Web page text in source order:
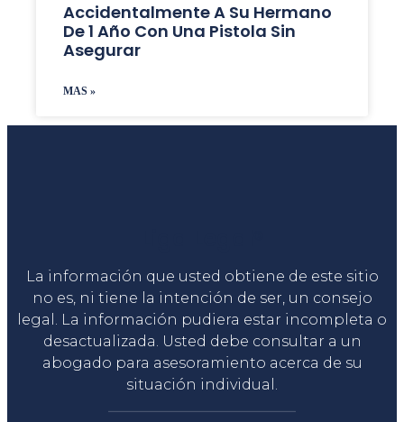
Accidentalmente A Su Hermano
De 1 Año Con Una Pistola Sin
Asegurar
MAS »
La información que usted obtiene de este sitio
no es, ni tiene la intención de ser, un consejo
legal. La información pudiera estar incompleta o
desactualizada. Usted debe consultar a un
abogado para asesoramiento acerca de su
situación individual.